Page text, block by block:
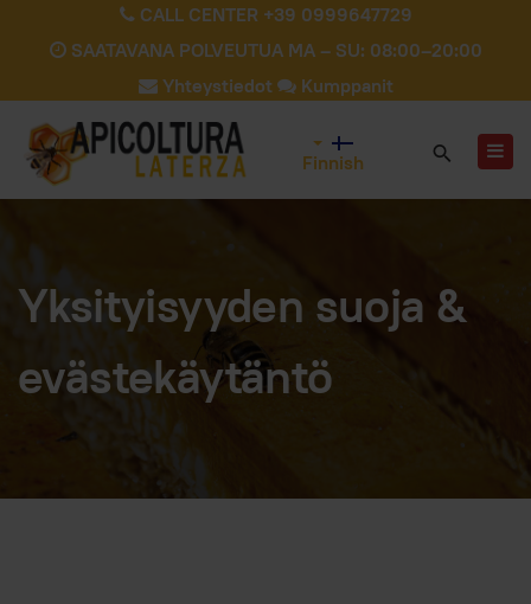
CALL CENTER +39 0999647729
SAATAVANA POLVEUTUA MA – SU: 08:00–20:00
Yhteystiedot
Kumppanit
Finnish
Yksityisyyden suoja &
evästekäytäntö